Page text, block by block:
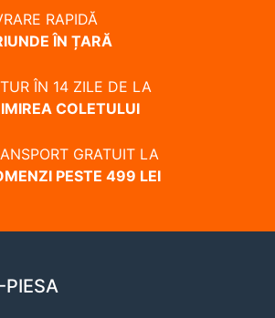
RAPIDĂ
ÎN ȚARĂ
ÎN 14 ZILE DE LA
COLETULUI
GRATUIT LA
PESTE 499 LEI